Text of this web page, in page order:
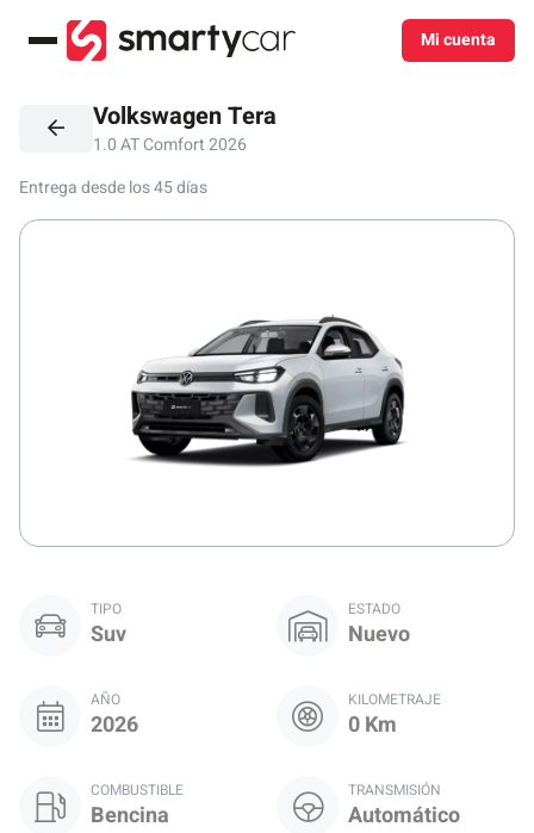
Menú Mi cuenta
Volkswagen Tera
1.0 AT Comfort 2026
Entrega desde los 45 días
TIPO
Suv
ESTADO
Nuevo
AÑO
2026
KILOMETRAJE
0 Km
COMBUSTIBLE
Bencina
TRANSMISIÓN
Automático